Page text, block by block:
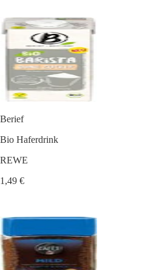
Berief
Bio Haferdrink
REWE
1,49 €